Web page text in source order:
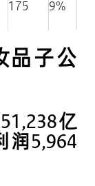
175 9%
品子公
亿
润5,964